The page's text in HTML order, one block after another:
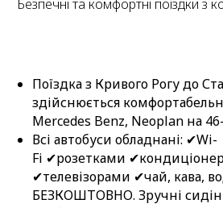
Безпечні та комфортні поїздки з
Поїздка з Кривого Рогу до
здійснюється
Mercedes Benz, Neoplan на
Всі автобуси обладнані: ✔Wi-
Fi ✔розетками
✔телевізорами ✔чай, кава,
БЕЗКОШТОВНО. Зручні